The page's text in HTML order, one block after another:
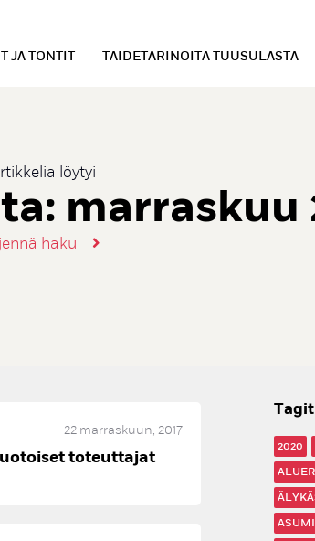
JA TONTIT TAIDETARINOITA TUUSULASTA
löytyi
marraskuu
haku
Tagit
2020
22 marraskuun, 2017
toteuttajat